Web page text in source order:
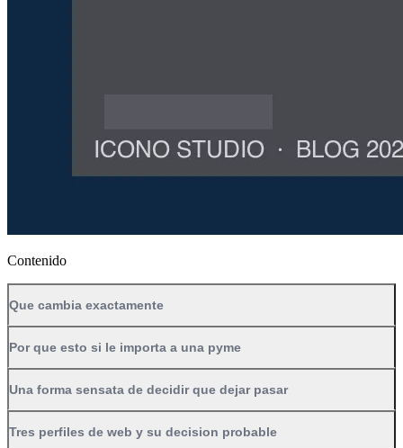
Contenido
Que cambia exactamente
Por que esto si le importa a una pyme
Una forma sensata de decidir que dejar pasar
Tres perfiles de web y su decision probable